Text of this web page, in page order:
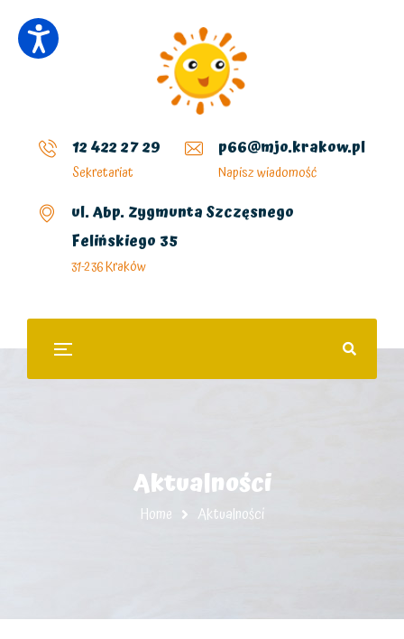
12 422 27 29
Sekretariat
p66@mjo.krakow.pl
Napisz wiadomość
ul. Abp. Zygmunta Szczęsnego
Felińskiego 35
31-236 Kraków
Aktualności
Home Aktualności